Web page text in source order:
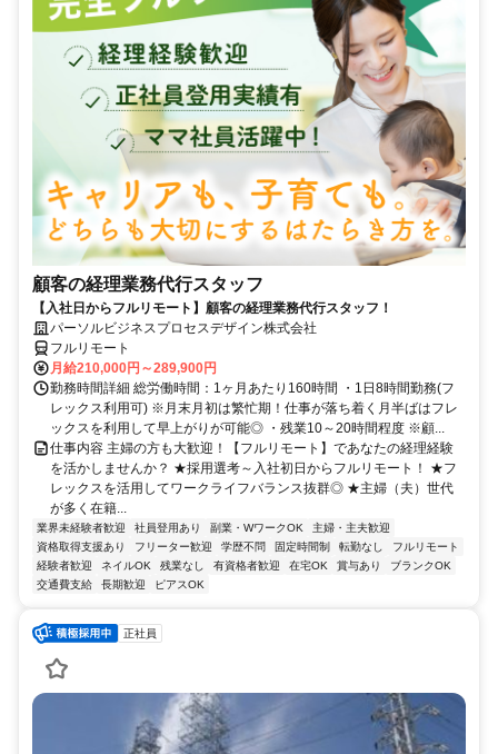
顧客の経理業務代行スタッフ
【入社日からフルリモート】顧客の経理業務代行スタッフ！
パーソルビジネスプロセスデザイン株式会社
フルリモート
月給210,000円～289,900円
勤務時間詳細 総労働時間：1ヶ月あたり160時間 ・1日8時間勤務(フ
レックス利用可) ※月末月初は繁忙期！仕事が落ち着く月半ばはフレ
ックスを利用して早上がりが可能◎ ・残業10～20時間程度 ※顧...
仕事内容 主婦の方も大歓迎！【フルリモート】であなたの経理経験
を活かしませんか？ ★採用選考～入社初日からフルリモート！ ★フ
レックスを活用してワークライフバランス抜群◎ ★主婦（夫）世代
が多く在籍...
業界未経験者歓迎 社員登用あり 副業・WワークOK
主婦・主夫歓迎
資格取得支援あり
フリーター歓迎 学歴不問 固定時間制 転勤なし
フルリモート
経験者歓迎
ネイルOK 残業なし 有資格者歓迎 在宅OK 賞与あり
ブランクOK
交通費支給
長期歓迎 ピアスOK
正社員